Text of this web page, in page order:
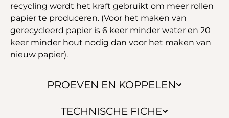
PROEVEN EN KOPPELEN
TECHNISCHE FICHE
recycling wordt het kraft gebruikt om meer rollen
papier te produceren. (Voor het maken van
gerecycleerd papier is 6 keer minder water en 20
keer minder hout nodig dan voor het maken van
nieuw papier).